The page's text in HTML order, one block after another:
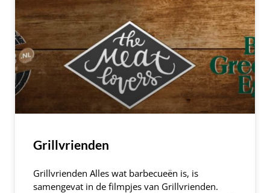
Grillvrienden
Grillvrienden Alles wat barbecueën is, is
samengevat in de filmpjes van Grillvrienden.